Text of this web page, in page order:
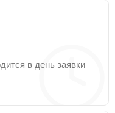
в день заявки